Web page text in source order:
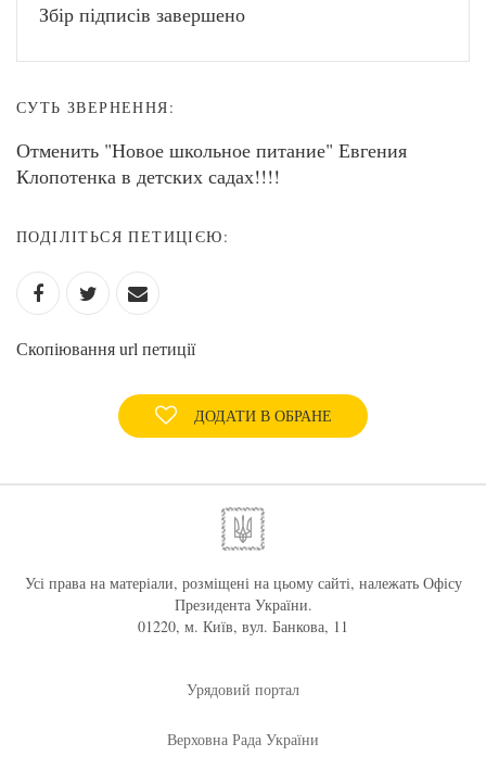
Збір підписів завершено
СУТЬ ЗВЕРНЕННЯ:
Отменить "Новое школьное питание" Евгения
Клопотенка в детских садах!!!!
ПОДІЛІТЬСЯ ПЕТИЦІЄЮ:
Скопіювання url петиції
ДОДАТИ В ОБРАНЕ
Усі права на матеріали, розміщені на цьому сайті, належать Офісу
Президента України.
01220, м. Київ, вул. Банкова, 11
Урядовий портал
Верховна Рада України